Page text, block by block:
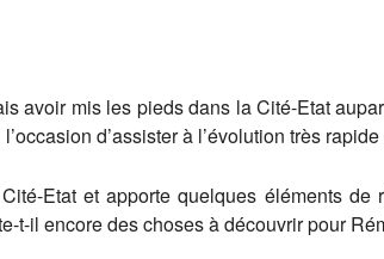
avoir mis les pieds dans la Cité-Etat
d’assister à l’évolution très
Etat et apporte quelques éléments
t-il encore des choses à découvrir pour